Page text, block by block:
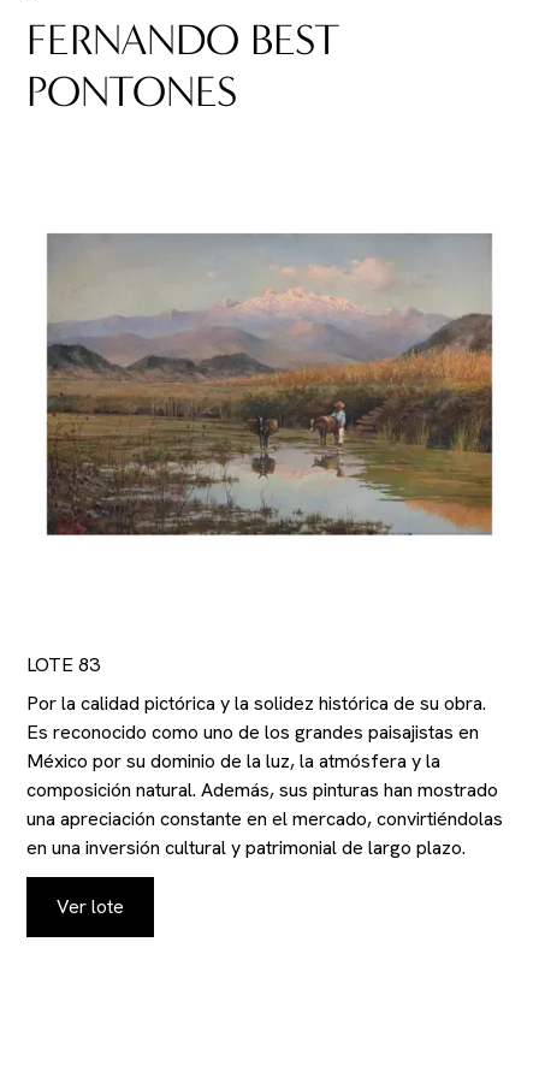
FERNANDO BEST
PONTONES
LOTE 83
Por la calidad pictórica y la solidez histórica de su obra.
Es reconocido como uno de los grandes paisajistas en
México por su dominio de la luz, la atmósfera y la
composición natural. Además, sus pinturas han mostrado
una apreciación constante en el mercado, convirtiéndolas
en una inversión cultural y patrimonial de largo plazo.
Ver lote